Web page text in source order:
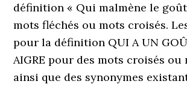
définition « Qui malmène le
mots fléchés ou mots croisés.
pour la définition QUI A UN
AIGRE pour des mots croisés ou
ainsi que des synonymes